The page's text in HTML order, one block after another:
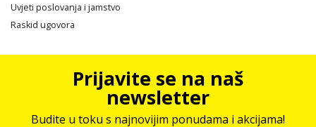
Uvjeti poslovanja i jamstvo
Raskid ugovora
Prijavite se na naš
newsletter
Budite u toku s najnovijim ponudama i akcijama!